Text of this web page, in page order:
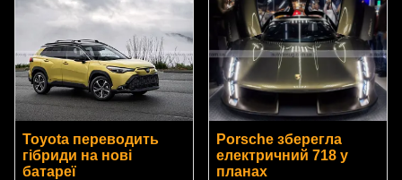
Toyota переводить
гібриди на нові
батареї
Porsche зберегла
електричний 718 у
планах